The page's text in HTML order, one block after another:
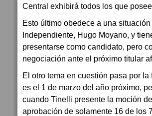
Central exhibirá todos los que
Esto último obedece a una
Independiente, Hugo Moyano, y
presentarse como candidato, pero
negociación ante el próximo titular
El otro tema en cuestión pasa por
es el 1 de marzo del año próximo,
cuando Tinelli presente la moción
aprobación de solamente 16 de los